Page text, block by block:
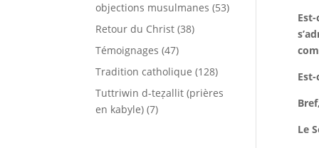
Le
objections musulmanes (53)
Retour du Christ (38)
Témoignages (47)
Tradition catholique (128)
Tuttriwin d-teẓallit (prières
en kabyle) (7)